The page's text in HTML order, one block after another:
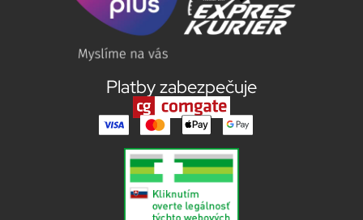
Platby zabezpečuje